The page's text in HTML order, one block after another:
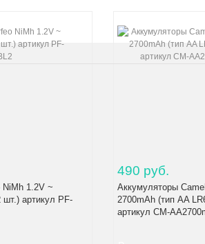
1.2V ~
шт.) артикул PF-
490 руб.
Аккумуляторы
2700mAh (тип AA
артикул CM-